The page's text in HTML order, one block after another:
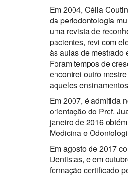
Em 2004, Célia
da periodontologia
uma revista de
pacientes, revi com
às aulas de mestrado
Foram tempos de
encontrei outro
aqueles
Em 2007, é admitida
orientação do Prof.
janeiro de 2016
Medicina e
Em agosto de 2017
Dentistas, e em
formação certificado